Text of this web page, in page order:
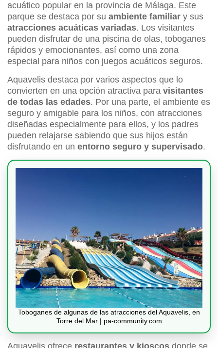
acuático popular en la provincia de Málaga. Este
parque se destaca por su ambiente familiar y sus
atracciones acuáticas variadas. Los visitantes
pueden disfrutar de una piscina de olas, toboganes
rápidos y emocionantes, así como una zona
especial para niños con juegos acuáticos seguros.
Aquavelis destaca por varios aspectos que lo
convierten en una opción atractiva para visitantes
de todas las edades. Por una parte, el ambiente es
seguro y amigable para los niños, con atracciones
diseñadas especialmente para ellos, y los padres
pueden relajarse sabiendo que sus hijos están
disfrutando en un entorno seguro y supervisado.
Toboganes de algunas de las atracciones del Aquavelis, en
Torre del Mar | pa-community.com
Aquavelis ofrece restaurantes y kioscos donde se